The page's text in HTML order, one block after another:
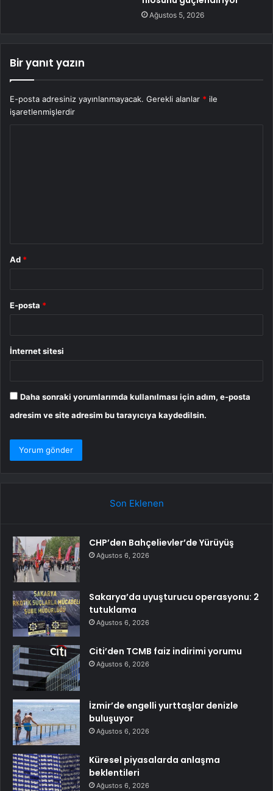
Ağustos 5, 2026
Bir yanıt yazın
E-posta adresiniz yayınlanmayacak. Gerekli alanlar * ile
işaretlenmişlerdir
Ad *
E-posta *
İnternet sitesi
Daha sonraki yorumlarımda kullanılması için adım, e-posta
adresim ve site adresim bu tarayıcıya kaydedilsin.
Son Eklenen
CHP’den Bahçelievler’de Yürüyüş
Ağustos 6, 2026
Sakarya’da uyuşturucu operasyonu: 2
tutuklama
Ağustos 6, 2026
Citi’den TCMB faiz indirimi yorumu
Ağustos 6, 2026
İzmir’de engelli yurttaşlar denizle
buluşuyor
Ağustos 6, 2026
Küresel piyasalarda anlaşma
beklentileri
Ağustos 6, 2026